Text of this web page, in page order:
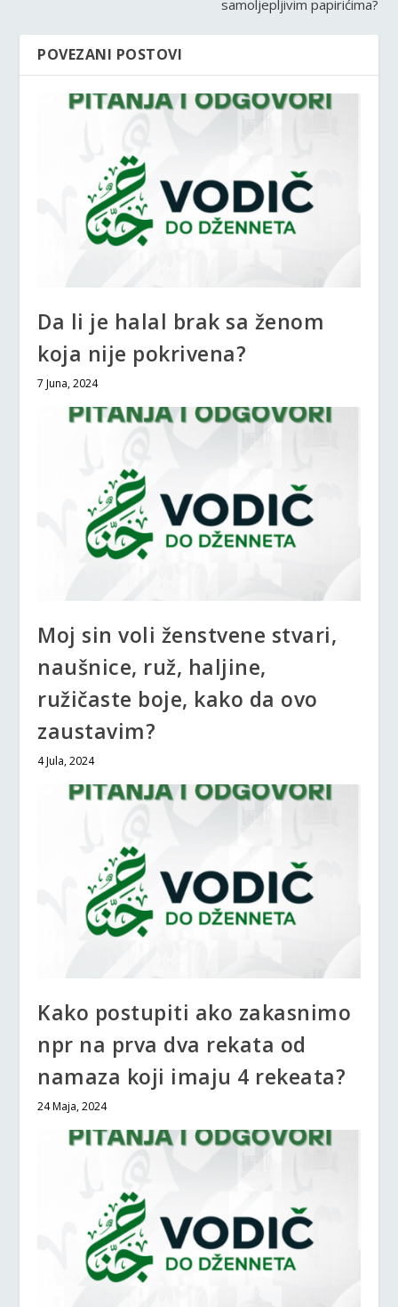
samoljepljivim papirićima?
POVEZANI POSTOVI
Da li je halal brak sa ženom
koja nije pokrivena?
7 Juna, 2024
Moj sin voli ženstvene stvari,
naušnice, ruž, haljine,
ružičaste boje, kako da ovo
zaustavim?
4 Jula, 2024
Kako postupiti ako zakasnimo
npr na prva dva rekata od
namaza koji imaju 4 rekeata?
24 Maja, 2024